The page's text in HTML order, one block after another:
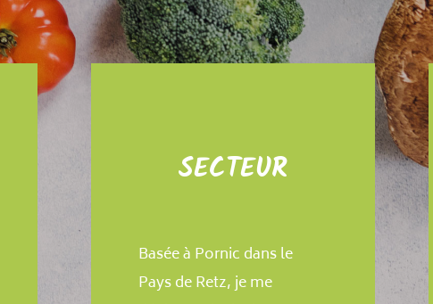
SECTEUR
Basée à Pornic dans le
Pays de Retz, je me